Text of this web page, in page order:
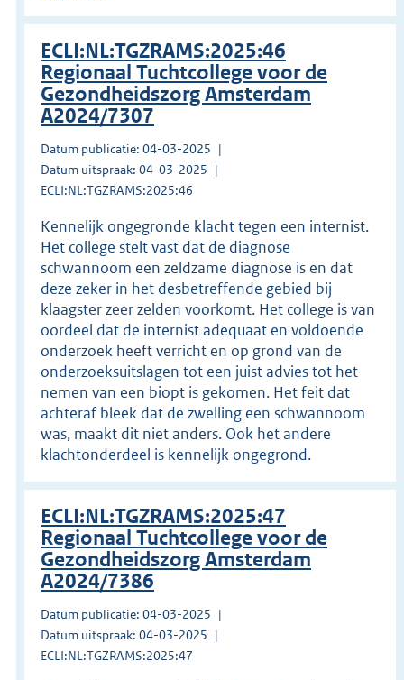
ECLI:NL:TGZRAMS:2025:46
Regionaal Tuchtcollege voor de
Gezondheidszorg Amsterdam
A2024/7307
Datum publicatie: 04-03-2025
Datum uitspraak: 04-03-2025
ECLI:NL:TGZRAMS:2025:46
Kennelijk ongegronde klacht tegen een internist.
Het college stelt vast dat de diagnose
schwannoom een zeldzame diagnose is en dat
deze zeker in het desbetreffende gebied bij
klaagster zeer zelden voorkomt. Het college is van
oordeel dat de internist adequaat en voldoende
onderzoek heeft verricht en op grond van de
onderzoeksuitslagen tot een juist advies tot het
nemen van een biopt is gekomen. Het feit dat
achteraf bleek dat de zwelling een schwannoom
was, maakt dit niet anders. Ook het andere
klachtonderdeel is kennelijk ongegrond.
ECLI:NL:TGZRAMS:2025:47
Regionaal Tuchtcollege voor de
Gezondheidszorg Amsterdam
A2024/7386
Datum publicatie: 04-03-2025
Datum uitspraak: 04-03-2025
ECLI:NL:TGZRAMS:2025:47